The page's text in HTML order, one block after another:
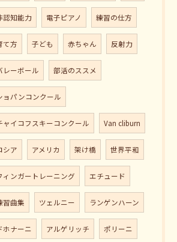
認知能力 電子ピアノ 練習の仕方
て方 子ども 赤ちゃん 反射力
レーボール 部活のススメ
ョパンコンクール
ャイコフスキーコンクール Van cliburn
シア アメリカ 架け橋 世界平和
ィンガートレーニング エチュード
習曲集 ツェルニー ランゲンハーン
ホナーニ アルゲリッチ ポリーニ